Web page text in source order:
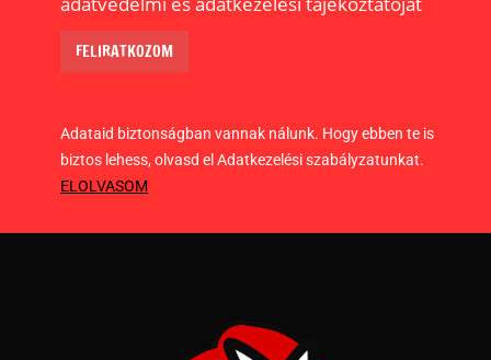
Adataid biztonságban vannak nálunk. Hogy ebben te is
biztos lehess, olvasd el Adatkezelési szabályzatunkat.
ELOLVASOM